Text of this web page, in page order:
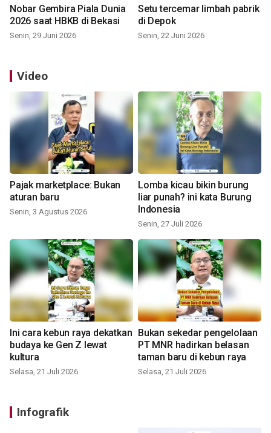
Nobar Gembira Piala Dunia
2026 saat HBKB di Bekasi
Senin, 29 Juni 2026
Setu tercemar limbah pabrik
di Depok
Senin, 22 Juni 2026
Video
Pajak marketplace: Bukan
aturan baru
Senin, 3 Agustus 2026
Lomba kicau bikin burung
liar punah? ini kata Burung
Indonesia
Senin, 27 Juli 2026
Ini cara kebun raya dekatkan
budaya ke Gen Z lewat
kultura
Selasa, 21 Juli 2026
Bukan sekedar pengelolaan
PT MNR hadirkan belasan
taman baru di kebun raya
Selasa, 21 Juli 2026
Infografik